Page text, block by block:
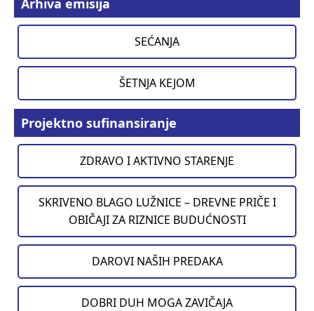
Arhiva emisija
SEĆANJA
ŠETNJA KEJOM
Projektno sufinansiranje
ZDRAVO I AKTIVNO STARENJE
SKRIVENO BLAGO LUŽNICE – DREVNE PRIČE I
OBIČAJI ZA RIZNICE BUDUĆNOSTI
DAROVI NAŠIH PREDAKA
DOBRI DUH MOGA ZAVIČAJA